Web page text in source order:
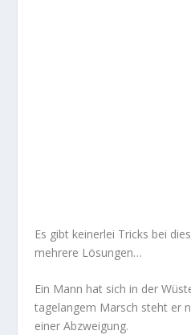
Es gibt keinerlei Tricks bei
mehrere Lösungen…
Ein Mann hat sich in der
tagelangem Marsch steht er
einer Abzweigung.